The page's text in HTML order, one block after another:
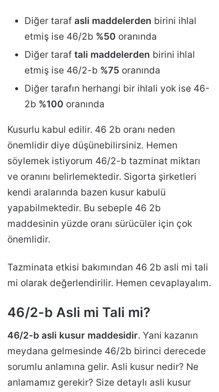
Diğer taraf asli maddelerden birini ihlal
etmiş ise 46/2b %50 oranında
Diğer taraf tali maddelerden birini ihlal
etmiş ise 46/2-b %75 oranında
Diğer tarafın herhangi bir ihlali yok ise 46-
2b %100 oranında
Kusurlu kabul edilir. 46 2b oranı neden
önemlidir diye düşünebilirsiniz. Hemen
söylemek istiyorum 46/2-b tazminat miktarı
ve oranını belirlemektedir. Sigorta şirketleri
kendi aralarında bazen kusur kabulü
yapabilmektedir. Bu sebeple 46 2b
maddesinin yüzde oranı sürücüler için çok
önemlidir.
Tazminata etkisi bakımından 46 2b asli mi tali
mi olarak değerlendirilir. Hemen cevaplayalım.
46/2-b Asli mi Tali mi?
46/2-b asli kusur maddesidir. Yani kazanın
meydana gelmesinde 46/2b birinci derecede
sorumlu anlamına gelir. Asli kusur nedir? Ne
anlamamız gerekir? Size detaylı asli kusur